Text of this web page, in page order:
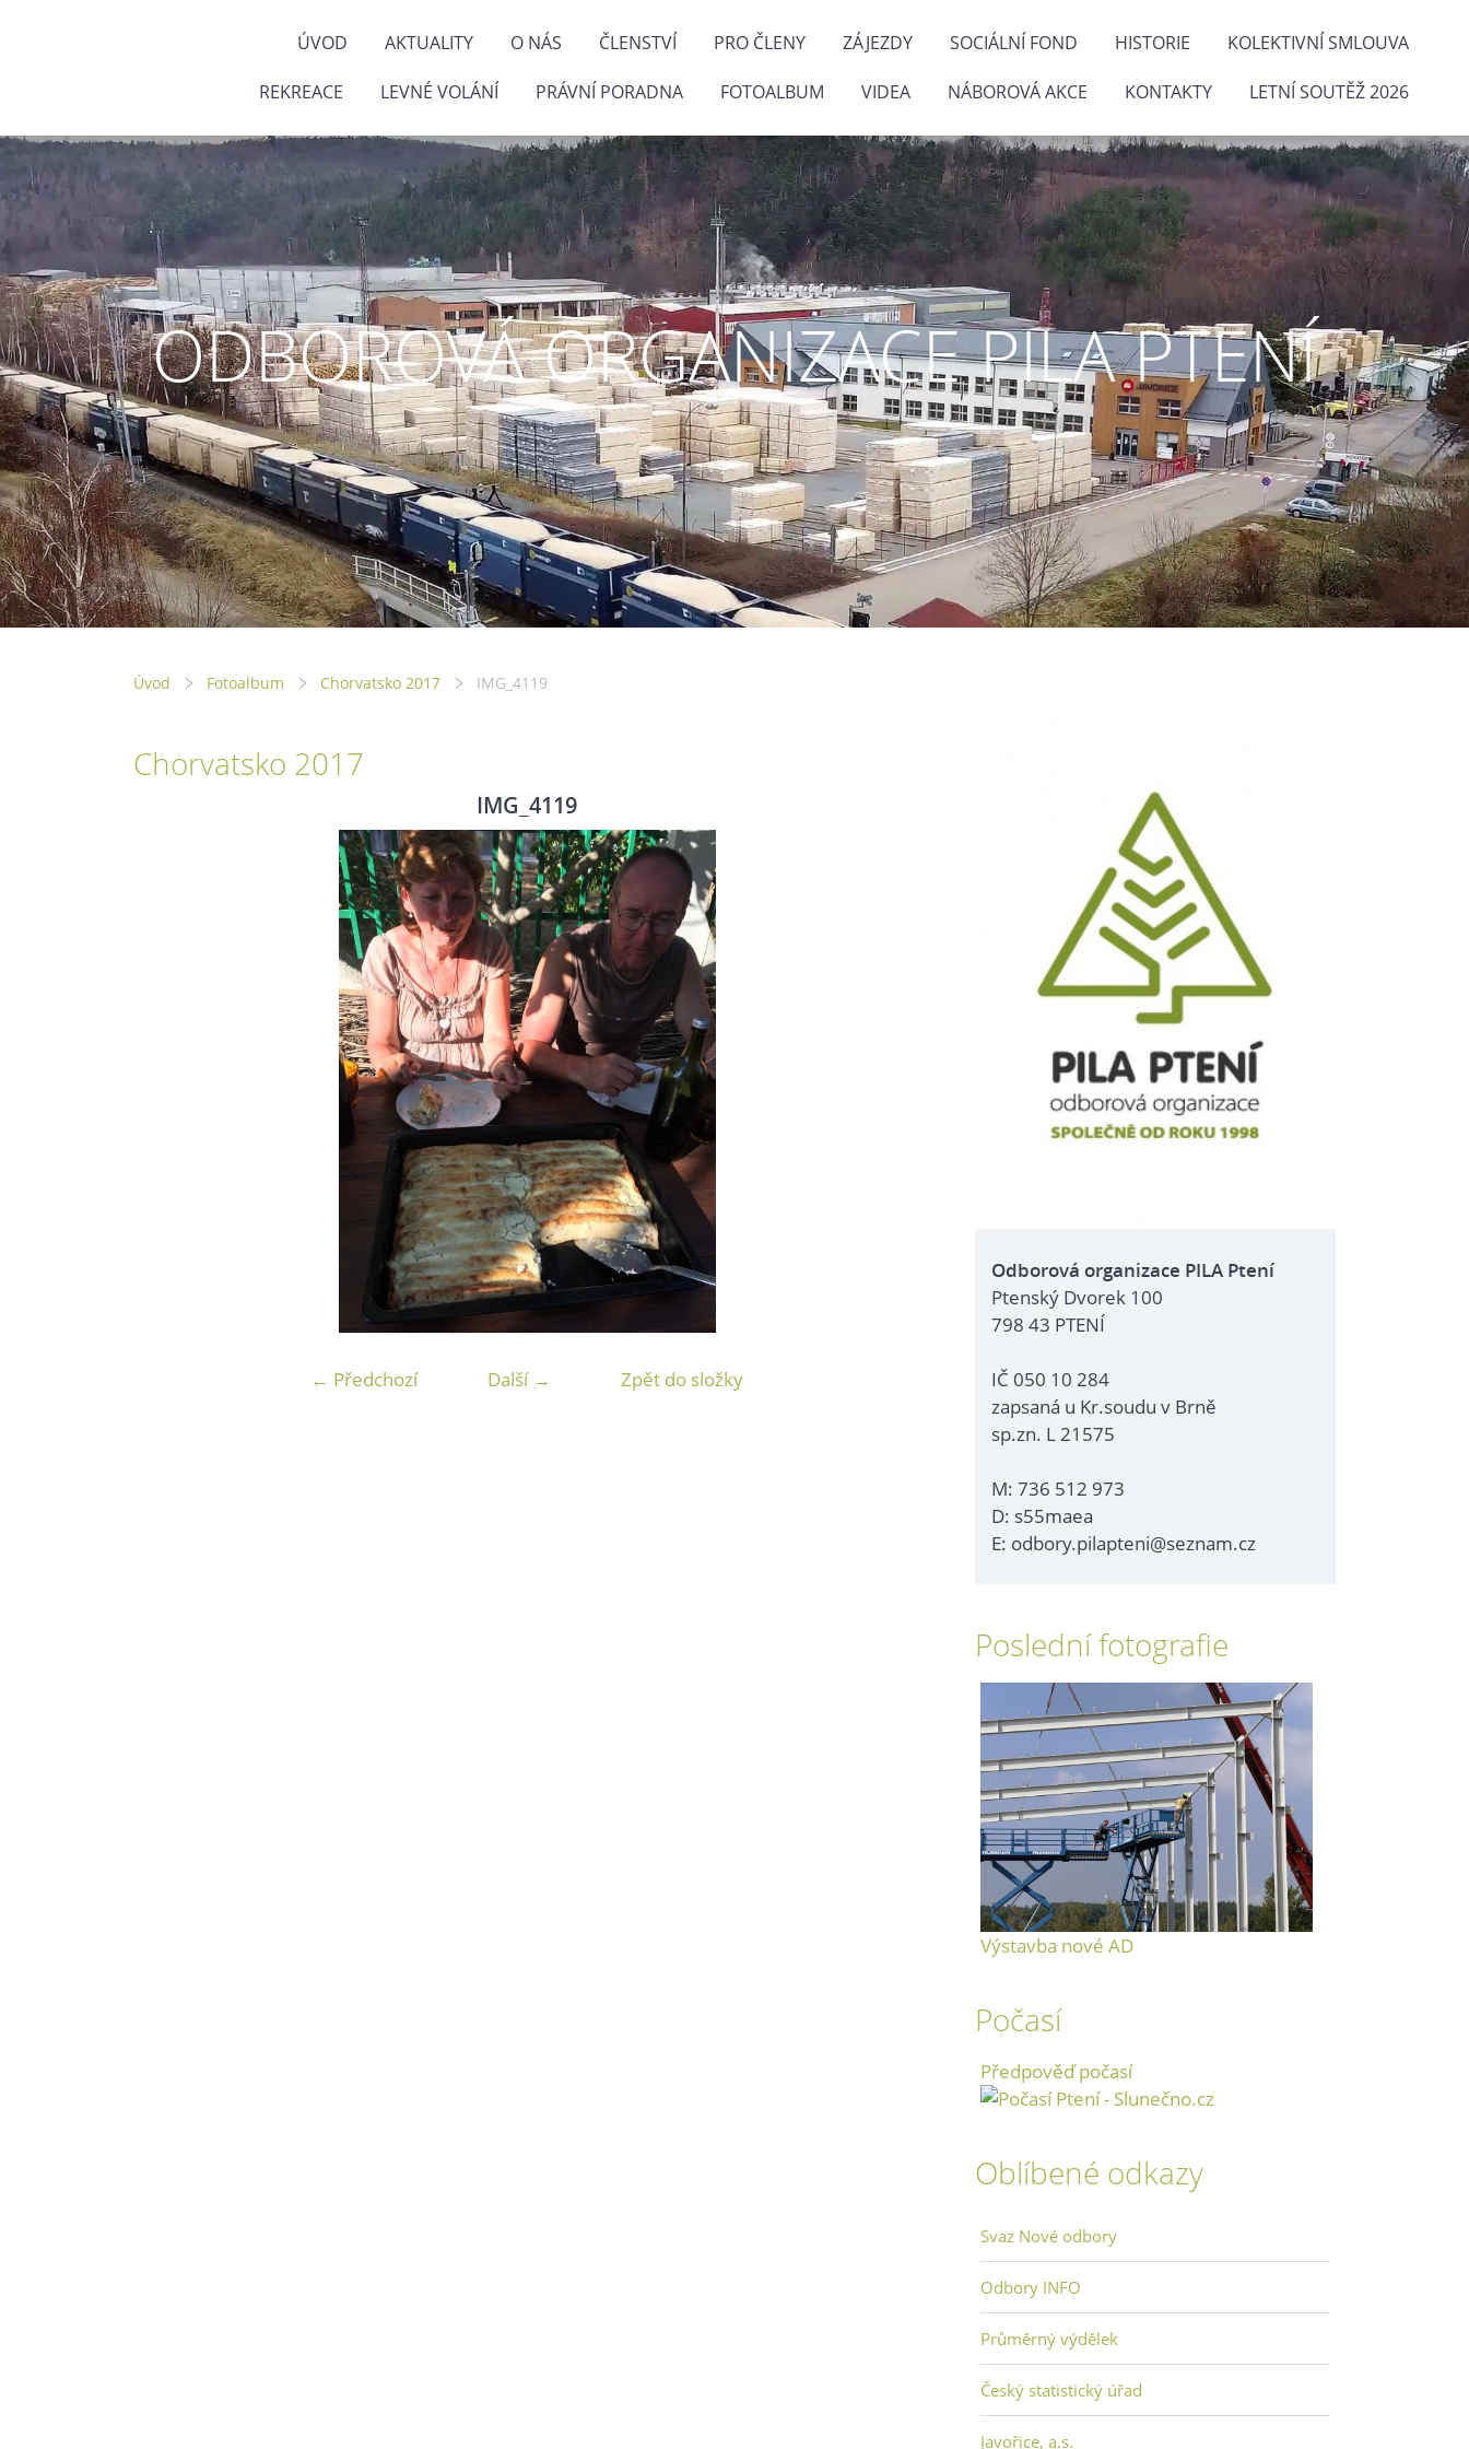
ÚVOD AKTUALITY O NÁS ČLENSTVÍ PRO ČLENY ZÁJEZDY SOCIÁLNÍ FOND HISTORIE KOLEKTIVNÍ SMLOUVA
REKREACE LEVNÉ VOLÁNÍ PRÁVNÍ PORADNA FOTOALBUM VIDEA NÁBOROVÁ AKCE KONTAKTY LETNÍ SOUTĚŽ 2026
ODBOROVÁ ORGANIZACE PILA PTENÍ
Úvod Fotoalbum Chorvatsko 2017 IMG_4119
Chorvatsko 2017
IMG_4119
← Předchozí Další → Zpět do složky
Odborová organizace PILA Ptení
Ptenský Dvorek 100
798 43 PTENÍ
IČ 050 10 284
zapsaná u Kr.soudu v Brně
sp.zn. L 21575
M: 736 512 973
D: s55maea
E: odbory.pilapteni@seznam.cz
Poslední fotografie
Výstavba nové AD
Počasí
Předpověď počasí
Oblíbené odkazy
Svaz Nové odbory
Odbory INFO
Průměrný výdělek
Český statistický úřad
Javořice, a.s.